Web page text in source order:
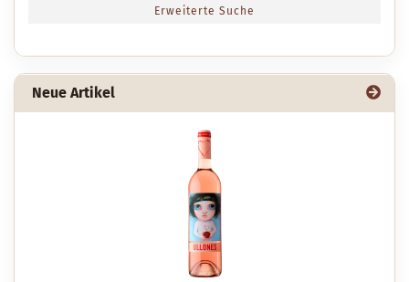
Erweiterte Suche
Neue Artikel